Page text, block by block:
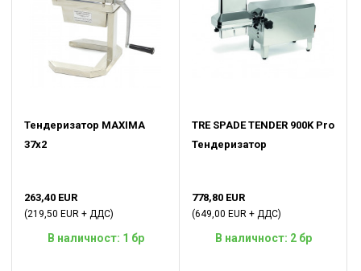
Тендеризатор MAXIMA
37x2
263,40 EUR
(219,50 EUR + ДДС)
В наличност: 1 бр
TRE SPADE TENDER 900K Pro
Тендеризатор
778,80 EUR
(649,00 EUR + ДДС)
В наличност: 2 бр